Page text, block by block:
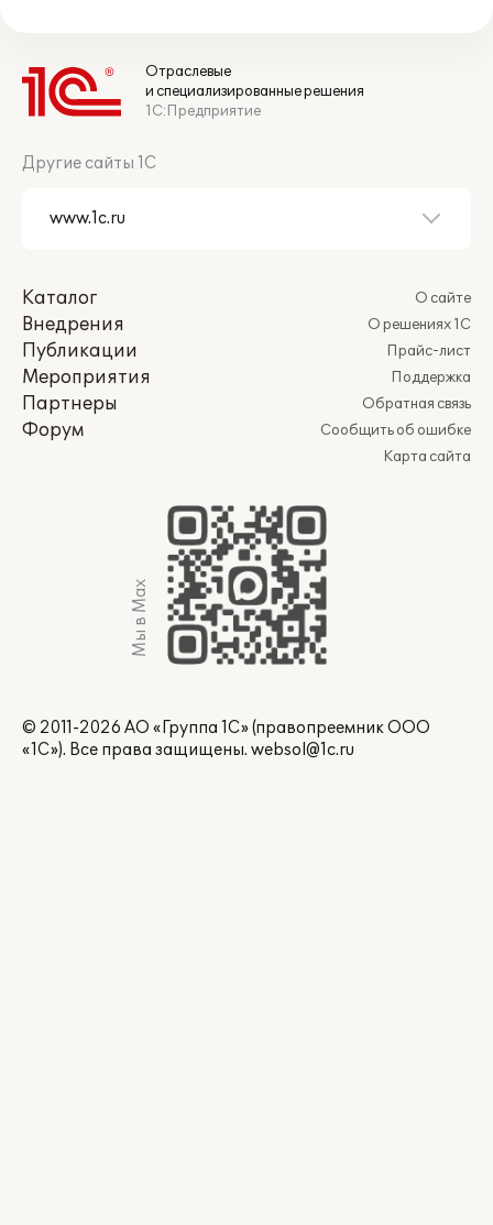
Отраслевые
и специализированные решения
1С:Предприятие
Другие сайты 1С
Каталог
Внедрения
Публикации
Мероприятия
Партнеры
Форум
О сайте
О решениях 1С
Прайс-лист
Поддержка
Обратная связь
Сообщить об ошибке
Карта сайта
Мы в Max
© 2011-2026 АО «Группа 1С» (правопреемник ООО
«1С»). Все права защищены. websol@1c.ru